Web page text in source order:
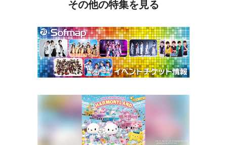
その他の特集を見る